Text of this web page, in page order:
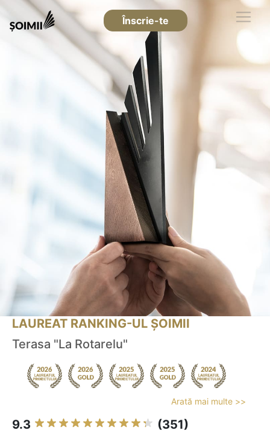
Înscrie-te
LAUREAT RANKING-UL ȘOIMII
Terasa "La Rotarelu"
Arată mai multe >>
9.3 (351)